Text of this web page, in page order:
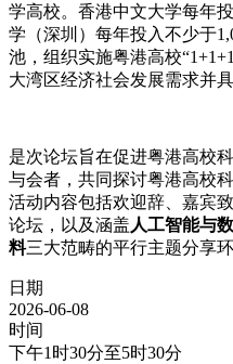
学高校。香港中文大学每年
学（深圳）每年投入不少于
池，组织实施粤港高校
大湾区经济社会发展需求并
是次论坛旨在促进粤港高校
与会者，共同探讨粤港高校
活动内容包括欢迎辞、嘉宾
论坛，以及涵盖 人工智能与
料三大范畴的平行主题分享环
日期
2026-06-08
时间
下午1时30分至5时30分